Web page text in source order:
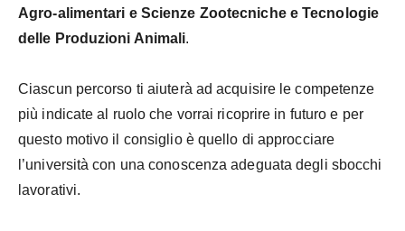
Agro-alimentari e Scienze Zootecniche e Tecnologie
delle Produzioni Animali.
Ciascun percorso ti aiuterà ad acquisire le competenze
più indicate al ruolo che vorrai ricoprire in futuro e per
questo motivo il consiglio è quello di approcciare
l’università con una conoscenza adeguata degli sbocchi
lavorativi.